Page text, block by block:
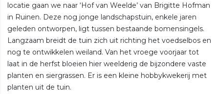
locatie gaan we naar ‘Hof van Weelde’ van Brigitte Hofman
in Ruinen. Deze nog jonge landschapstuin, enkele jaren
geleden ontworpen, ligt tussen bestaande bomensingels.
Langzaam breidt de tuin zich uit richting het voedselbos en
nog te ontwikkelen weiland. Van het vroege voorjaar tot
laat in de herfst bloeien hier weelderig de bijzondere vaste
planten en siergrassen. Er is een kleine hobbykwekerij met
planten uit de tuin.